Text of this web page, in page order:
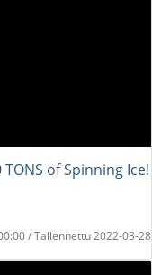
of Spinning Ice!
/ Tallennettu 2022-03-28